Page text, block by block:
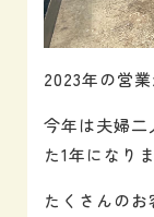
2023年の営
今年は夫婦二
た1年になり
たくさんの